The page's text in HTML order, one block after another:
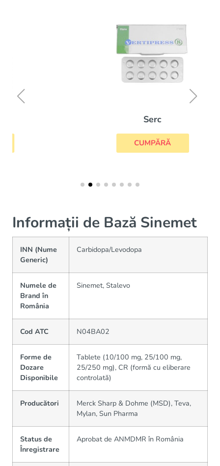
Informații de Bază Sinemet
INN (Nume
Generic)
Carbidopa/Levodopa
Numele de
Brand în
România
Sinemet, Stalevo
Cod ATC N04BA02
Forme de
Dozare
Disponibile
Tablete (10/100 mg, 25/100 mg,
25/250 mg), CR (formă cu eliberare
controlată)
Producători
Merck Sharp & Dohme (MSD), Teva,
Mylan, Sun Pharma
Status de
Înregistrare
Aprobat de ANMDMR în România